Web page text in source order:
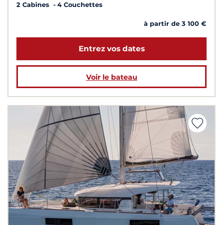
2 Cabines
4 Couchettes
à partir de 3 100 €
Entrez vos dates
Voir le bateau